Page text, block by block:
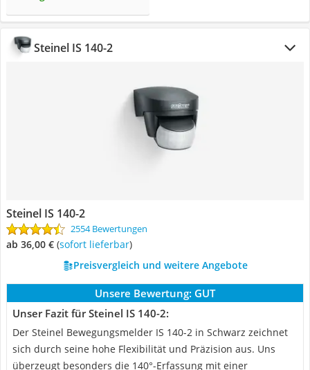
Steinel IS 140-2
Steinel IS 140-2
2554 Bewertungen
ab 36,00 € ( Sofort lieferbar)
Preisvergleich und weitere Angebote
Unsere Bewertung: GUT
Unser Fazit für Steinel IS 140-2:
Der Steinel Bewegungsmelder IS 140-2 in Schwarz zeichnet
sich durch seine hohe Flexibilität und Präzision aus. Uns
überzeugt besonders die 140°-Erfassung mit einer